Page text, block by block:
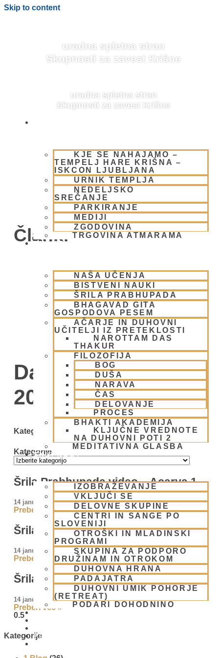
Skip to content
uradna spletna stran
Skupnosti za zavest Krišne
uradna spletna stran
Skupnosti za zavest Krišne
KJE SE NAHAJAMO –
TEMPELJ HARE KRIŠNA –
ISKCON LJUBLJANA
URNIK TEMPLJA
NEDELJSKO
SREČANJE
PARKIRANJE
MEDIJI
ZGODOVINA
TRGOVINA ATMARAMA
BHAKTI JOGA
NAŠA UČENJA
BISTVENI NAUKI
ŠRILA PRABHUPADA
BHAGAVAD GITA
GOSPODOVA PESEM
AČARJE IN DUHOVNI
UČITELJI IZ PRETEKLOSTI
NAROTTAM DAS
THAKUR
FILOZOFIJA
BOG
DUŠA
NARAVA
ČAS
DELOVANJE
PROCES
BHAKTI AKADEMIJA
KLJUČNE VREDNOTE
NA DUHOVNI POTI 2
MEDITATIVNA GLASBA
SKUPNOST
IZOBRAŽEVANJE
VKLJUČI SE
DELOVNE SKUPINE
CENTRI IN SANGE PO
SLOVENIJI
OTROŠKI IN MLADINSKI
PROGRAMI
SKUPINA ZA PODPORO
DRUŽINAM IN OTROKOM
DUHOVNA HRANA
PADAJATRA
DUHOVNI UMIK POHORJE
(RETREAT)
PODARI DOHODNINO
DONIRAJ
PIŠI NAM
BLOG
Članki
Day: 14 januarja,
2010
Kategorije
Kategorije
Šrila Prabhupada video – Acarya 1
14 januarja, 2010
Preberi več »
Šrila Prabhupada video – Acarya 2
14 januarja, 2010
Preberi več »
Šrila Prabhupada video – pogovor
14 januarja, 2010
Preberi več »
Kategorije